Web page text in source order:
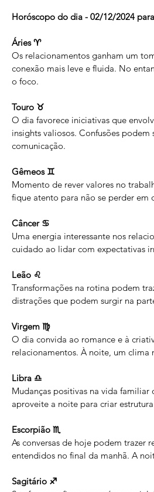
Horóscopo do dia - 02/12/2024
Áries ♈
Os relacionamentos ganham um
conexão mais leve e fluida. No
o foco.
Touro ♉
O dia favorece iniciativas que
insights valiosos. Confusões
comunicação.
Gêmeos ♊
Momento de rever valores no
fique atento para não se perder em
Câncer ♋
Uma energia interessante nos
cuidado ao lidar com expectativas
Leão ♌
Transformações na rotina podem
distrações que podem surgir na
Virgem ♍
O dia convida ao romance e à
relacionamentos. À noite, um clima
Libra ♎
Mudanças positivas na vida
aproveite a noite para criar
Escorpião ♏
As conversas de hoje podem trazer
entendidos no final da manhã. A
Sagitário ♐